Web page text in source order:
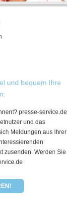
und bequem Ihre
presse-service.de
und das
Meldungen aus Ihrer
zusenden. Werden Sie